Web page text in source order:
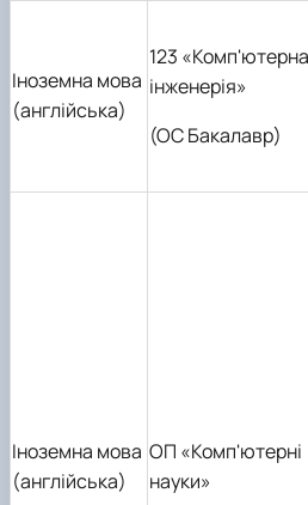
Іноземна мова
(англійська)
123 «Комп'ютерна
інженерія»
(ОС Бакалавр)
Іноземна мова
(англійська)
ОП «Комп'ютерні
науки»